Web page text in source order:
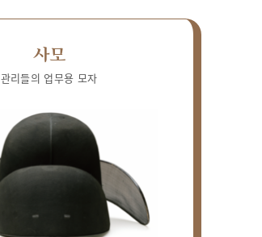
사모
관리들의 업무용 모자